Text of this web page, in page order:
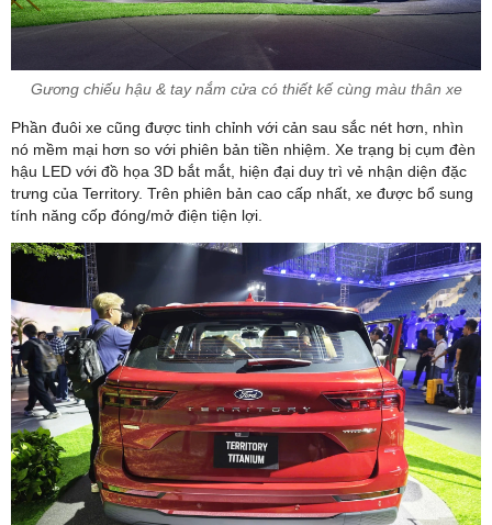
Gương chiếu hậu & tay nắm cửa có thiết kế cùng màu thân xe
Phần đuôi xe cũng được tinh chỉnh với cản sau sắc nét hơn, nhìn
nó mềm mại hơn so với phiên bản tiền nhiệm. Xe trạng bị cụm đèn
hậu LED với đồ họa 3D bắt mắt, hiện đại duy trì vẻ nhận diện đặc
trưng của Territory. Trên phiên bản cao cấp nhất, xe được bổ sung
tính năng cốp đóng/mở điện tiện lợi.